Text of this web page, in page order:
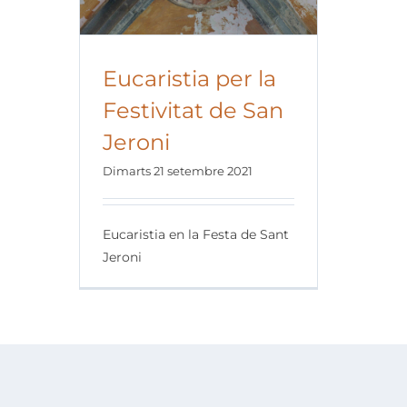
Eucaristia per la
Festivitat de San
Jeroni
Dimarts 21 setembre 2021
Eucaristia en la Festa de Sant
Jeroni